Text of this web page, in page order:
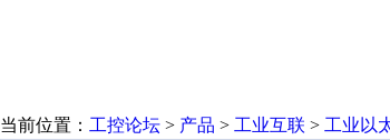
当前位置： 工控论坛 > 产品 > 工业互联 > 工业以